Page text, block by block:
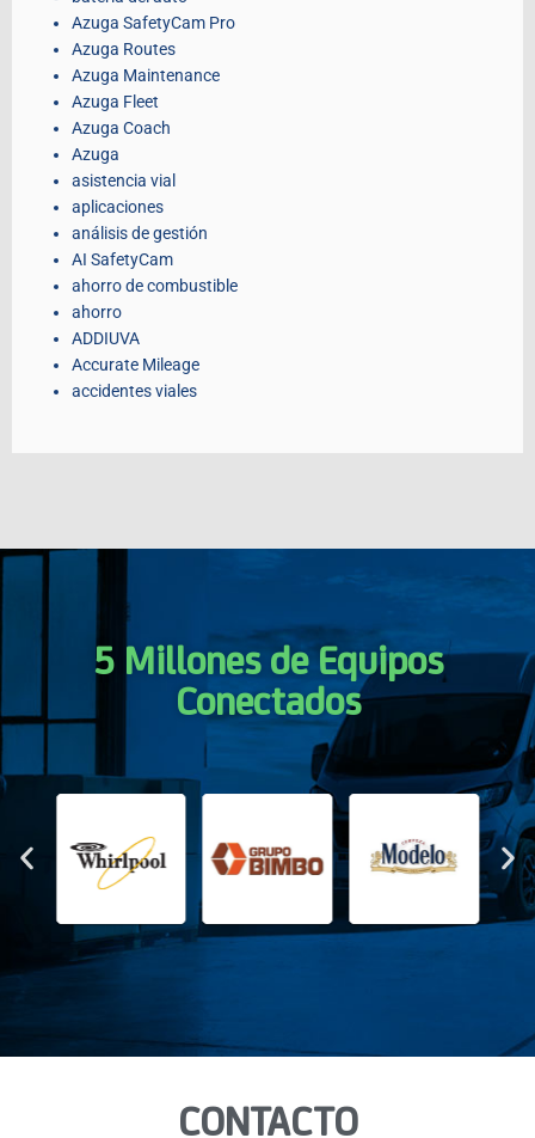
Azuga SafetyCam Pro
Azuga Routes
Azuga Maintenance
Azuga Fleet
Azuga Coach
Azuga
asistencia vial
aplicaciones
análisis de gestión
AI SafetyCam
ahorro de combustible
ahorro
ADDIUVA
Accurate Mileage
accidentes viales
5 Millones de Equipos
Conectados
CONTACTO